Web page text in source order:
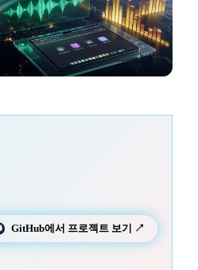
GitHub에서 프로젝트 보기 ↗